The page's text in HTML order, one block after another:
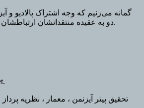
گمانه می‌زنیم که وجه اشتراک پالادیو و
دو به عقیده منتقدانشان ارتباطشان با تاریخ قطع شده است.